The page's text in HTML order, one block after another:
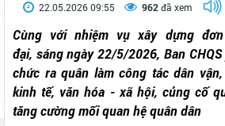
22.05.2026 09:55 962đã xem
Cùng với nhiệm vụ xây dựng
đại, sáng ngày 22/5/2026, Ban
chức ra quân làm công tác dân
kinh tế, văn hóa - xã hội, củng cố
tăng cường mối quan hệ quân dân